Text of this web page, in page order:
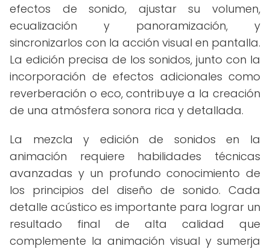
efectos de sonido, ajustar su volumen,
ecualización y panoramización, y
sincronizarlos con la acción visual en pantalla.
La edición precisa de los sonidos, junto con la
incorporación de efectos adicionales como
reverberación o eco, contribuye a la creación
de una atmósfera sonora rica y detallada.
La mezcla y edición de sonidos en la
animación requiere habilidades técnicas
avanzadas y un profundo conocimiento de
los principios del diseño de sonido. Cada
detalle acústico es importante para lograr un
resultado final de alta calidad que
complemente la animación visual y sumerja